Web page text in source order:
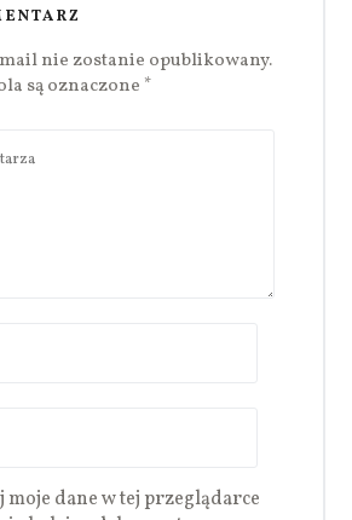
nie zostanie opublikowany.
są oznaczone *
moje dane w tej przeglądarce